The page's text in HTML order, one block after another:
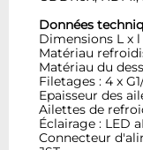
Données
Dimensions L x l
Matériau
Matériau du
Filetages : 4 x
Epaisseur des
Ailettes de
Éclairage : LED
Connecteur